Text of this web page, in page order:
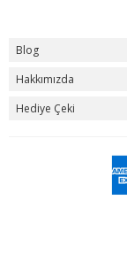
Karşılaştır
Blog
Hakkımızda
Hediye Çeki